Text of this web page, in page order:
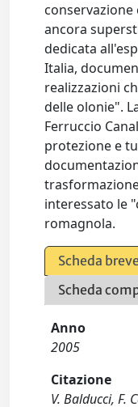
ancora
dedicata
Italia,
realizzazioni
delle olonie".
Ferruccio
protezione e
interessato le
romagnola.
Scheda
Scheda
Anno
2005
Citazione
V. Balducci, F.